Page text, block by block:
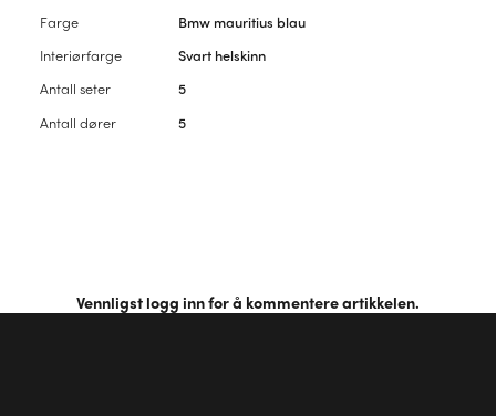
Farge
Bmw mauritius blau
Interiørfarge
Svart helskinn
Antall seter
5
Antall dører
5
Vennligst logg innfor å kommentere artikkelen.